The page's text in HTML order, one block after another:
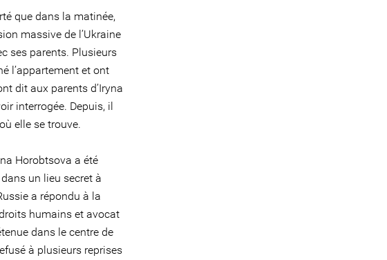
que dans la matinée,
massive de l’Ukraine
ses parents. Plusieurs
l’appartement et ont
dit aux parents d’Iryna
interrogée. Depuis, il
elle se trouve.
Horobtsova a été
un lieu secret à
a répondu à la
humains et avocat
dans le centre de
à plusieurs reprises